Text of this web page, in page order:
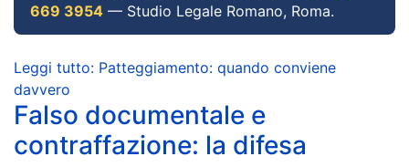
669 3954 — Studio Legale Romano, Roma.
Leggi tutto: Patteggiamento: quando conviene
davvero
Falso documentale e
contraffazione: la difesa